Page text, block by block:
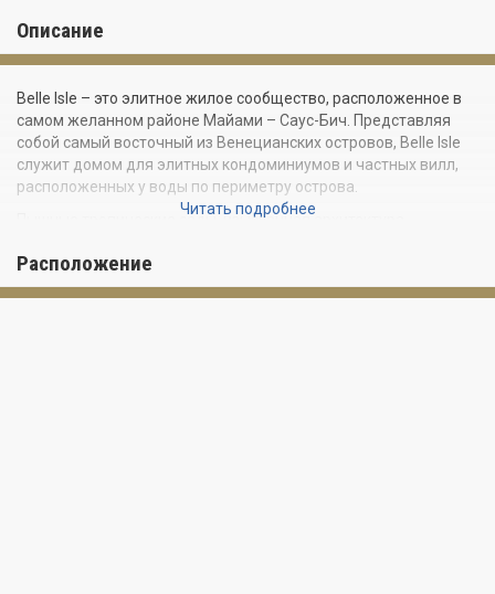
Описание
Belle Isle – это элитное жилое сообщество, расположенное в
самом желанном районе Майами – Саус-Бич. Представляя
собой самый восточный из Венецианских островов, Belle Isle
служит домом для элитных кондоминиумов и частных вилл,
расположенных у воды по периметру острова.
Пышные тропические сады, изысканная архитектура,
Бискейн – это то, чем каждый день могут наслаждаться
владельцы недвижимости на Belle Isle. Эксклюзивное жилое
Читать подробнее
Расположение